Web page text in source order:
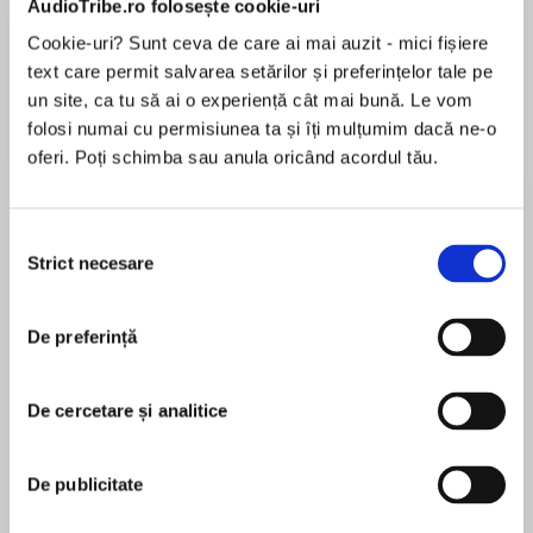
AudioTribe.ro folosește cookie-uri
Cookie-uri? Sunt ceva de care ai mai auzit - mici fișiere
text care permit salvarea setărilor și preferințelor tale pe
un site, ca tu să ai o experiență cât mai bună. Le vom
folosi numai cu permisiunea ta și îți mulțumim dacă ne-o
oferi. Poți schimba sau anula oricând acordul tău.
consimțământului
Strict necesare
De preferință
De cercetare și analitice
De publicitate
Desprecarte
⭐ Don’t miss the new uplifting historical saga
keep smiling through…
When World War II breaks out, Suzanne’s dream
that entertains troops in some of the worst-hit
cities of Europe.
pentru această carte
MOLLY GREEN has travelled the world, unpacking